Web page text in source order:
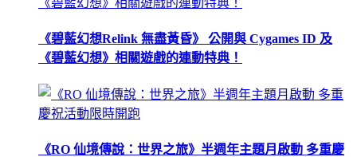
《碧藍幻想Relink 無盡黃昏》 公開與 Cygames ID 及
《碧藍幻想》相關遊戲的連動特典！
《RO 仙境傳說：世界之旅》半週年主題月啟動 多重慶